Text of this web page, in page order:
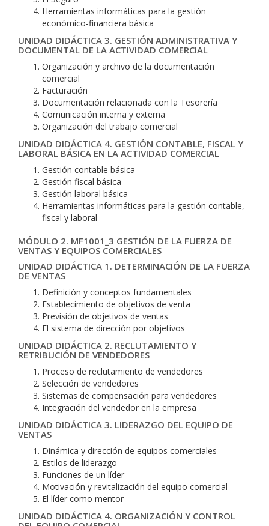
Herramientas informáticas para la gestión
económico-financiera básica
UNIDAD DIDÁCTICA 3. GESTIÓN ADMINISTRATIVA Y
DOCUMENTAL DE LA ACTIVIDAD COMERCIAL
Organización y archivo de la documentación
comercial
Facturación
Documentación relacionada con la Tesorería
Comunicación interna y externa
Organización del trabajo comercial
UNIDAD DIDÁCTICA 4. GESTIÓN CONTABLE, FISCAL Y
LABORAL BÁSICA EN LA ACTIVIDAD COMERCIAL
Gestión contable básica
Gestión fiscal básica
Gestión laboral básica
Herramientas informáticas para la gestión contable,
fiscal y laboral
MÓDULO 2. MF1001_3 GESTIÓN DE LA FUERZA DE
VENTAS Y EQUIPOS COMERCIALES
UNIDAD DIDÁCTICA 1. DETERMINACIÓN DE LA FUERZA
DE VENTAS
Definición y conceptos fundamentales
Establecimiento de objetivos de venta
Previsión de objetivos de ventas
El sistema de dirección por objetivos
UNIDAD DIDÁCTICA 2. RECLUTAMIENTO Y
RETRIBUCIÓN DE VENDEDORES
Proceso de reclutamiento de vendedores
Selección de vendedores
Sistemas de compensación para vendedores
Integración del vendedor en la empresa
UNIDAD DIDÁCTICA 3. LIDERAZGO DEL EQUIPO DE
VENTAS
Dinámica y dirección de equipos comerciales
Estilos de liderazgo
Funciones de un líder
Motivación y revitalización del equipo comercial
El líder como mentor
UNIDAD DIDÁCTICA 4. ORGANIZACIÓN Y CONTROL